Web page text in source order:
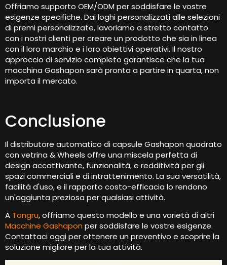
Offriamo supporto OEM/ODM per soddisfare le vostre
esigenze specifiche. Dai loghi personalizzati alle selezioni
di premi personalizzate, lavoriamo a stretto contatto
con i nostri clienti per creare un prodotto che sia in linea
con il loro marchio e i loro obiettivi operativi. Il nostro
approccio di servizio completo garantisce che la tua
macchina Gashapon sarà pronta a partire in quarta, non
importa il mercato.
Conclusione
Il distributore automatico di capsule Gashapon quadrato
con vetrina & Wheels offre una miscela perfetta di
design accattivante, funzionalità, e redditività per gli
spazi commerciali e di intrattenimento. La sua versatilità,
facilità d'uso, e il rapporto costo-efficacia lo rendono
un'aggiunta preziosa per qualsiasi attività.
A Tongru, offriamo questo modello e una varietà di altri
Macchine Gashapon per soddisfare le vostre esigenze.
Contattaci oggi per ottenere un preventivo e scoprire la
soluzione migliore per la tua attività.